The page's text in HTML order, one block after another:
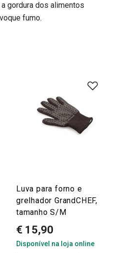
gordura dos alimentos
fumo.
Luva para forno e
grelhador GrandCHEF,
tamanho S/M
€ 15,90
Disponível na loja online